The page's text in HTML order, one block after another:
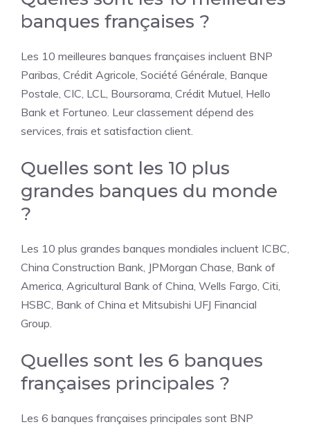
banques françaises ?
Les 10 meilleures banques françaises incluent BNP
Paribas, Crédit Agricole, Société Générale, Banque
Postale, CIC, LCL, Boursorama, Crédit Mutuel, Hello
Bank et Fortuneo. Leur classement dépend des
services, frais et satisfaction client.
Quelles sont les 10 plus
grandes banques du monde
?
Les 10 plus grandes banques mondiales incluent ICBC,
China Construction Bank, JPMorgan Chase, Bank of
America, Agricultural Bank of China, Wells Fargo, Citi,
HSBC, Bank of China et Mitsubishi UFJ Financial
Group.
Quelles sont les 6 banques
françaises principales ?
Les 6 banques françaises principales sont BNP